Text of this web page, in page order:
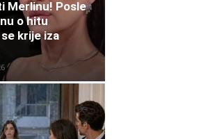
Merlinu! Posle
o hitu
krije iza